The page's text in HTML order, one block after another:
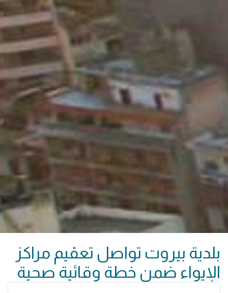
بلدية بيروت تواصل تعقيم مراكز
الإيواء ضمن خطة وقائية صحية